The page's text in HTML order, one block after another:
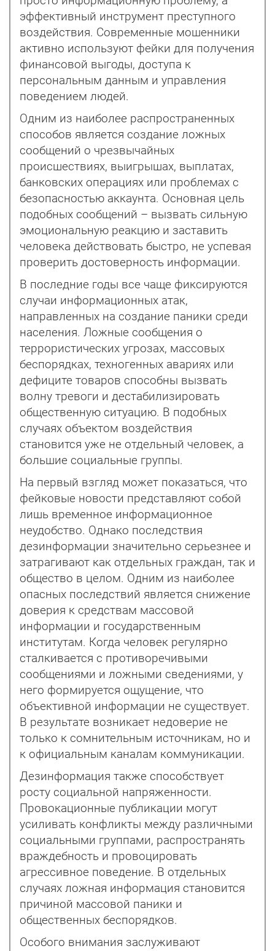
эффективный инструмент преступного
воздействия. Современные мошенники
активно используют фейки для получения
финансовой выгоды, доступа к
персональным данным и управления
поведением людей.
Одним из наиболее распространенных
способов является создание ложных
сообщений о чрезвычайных
происшествиях, выигрышах, выплатах,
банковских операциях или проблемах с
безопасностью аккаунта. Основная цель
подобных сообщений – вызвать сильную
эмоциональную реакцию и заставить
человека действовать быстро, не успевая
проверить достоверность информации.
В последние годы все чаще фиксируются
случаи информационных атак,
направленных на создание паники среди
населения. Ложные сообщения о
террористических угрозах, массовых
беспорядках, техногенных авариях или
дефиците товаров способны вызвать
волну тревоги и дестабилизировать
общественную ситуацию. В подобных
случаях объектом воздействия
становится уже не отдельный человек, а
большие социальные группы.
На первый взгляд может показаться, что
фейковые новости представляют собой
лишь временное информационное
неудобство. Однако последствия
дезинформации значительно серьезнее и
затрагивают как отдельных граждан, так и
общество в целом. Одним из наиболее
опасных последствий является снижение
доверия к средствам массовой
информации и государственным
институтам. Когда человек регулярно
сталкивается с противоречивыми
сообщениями и ложными сведениями, у
него формируется ощущение, что
объективной информации не существует.
В результате возникает недоверие не
только к сомнительным источникам, но и
к официальным каналам коммуникации.
Дезинформация также способствует
росту социальной напряженности.
Провокационные пуб­ликации могут
усиливать конфликты между различными
социальными группами, распространять
враждебность и провоцировать
агрессивное поведение. В отдельных
случаях ложная информация становится
причиной массовой паники и
общественных беспорядков.
Особого внимания заслуживают